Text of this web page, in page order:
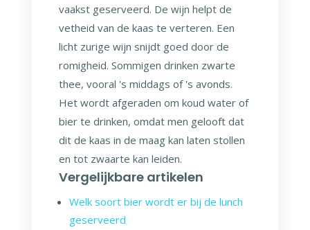
vaakst geserveerd. De wijn helpt de
vetheid van de kaas te verteren. Een
licht zurige wijn snijdt goed door de
romigheid. Sommigen drinken zwarte
thee, vooral 's middags of 's avonds.
Het wordt afgeraden om koud water of
bier te drinken, omdat men gelooft dat
dit de kaas in de maag kan laten stollen
en tot zwaarte kan leiden.
Vergelijkbare artikelen
Welk soort bier wordt er bij de lunch
geserveerd